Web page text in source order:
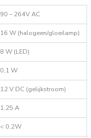
90 – 264V AC
16 W (halogeen/gloeilamp)
8 W (LED)
0,1 W
12 V DC (gelijkstroom)
1,25 A
< 0,2W